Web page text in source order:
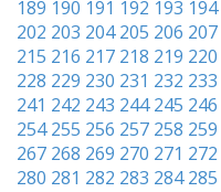
189 190 191 192 193 194
202 203 204 205 206 207
215 216 217 218 219 220
228 229 230 231 232 233
241 242 243 244 245 246
254 255 256 257 258 259
267 268 269 270 271 272
280 281 282 283 284 285